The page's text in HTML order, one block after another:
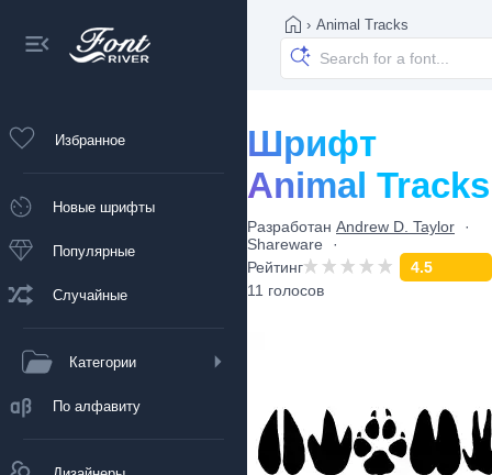
Избранное
Новые шрифты
Популярные
Случайные
Категории
По алфавиту
› Animal Tracks
Шрифт
Animal Tracks
Разработан Andrew D. Taylor
Shareware
Рейтинг
4.5
11 голосов